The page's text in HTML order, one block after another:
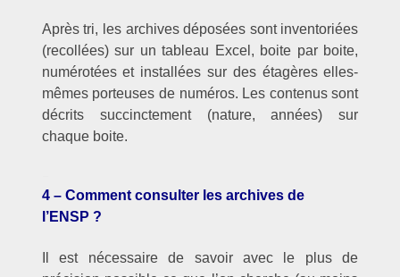
Après tri, les archives déposées sont inventoriées
(recollées) sur un tableau Excel, boite par boite,
numérotées et installées sur des étagères elles-
mêmes porteuses de numéros. Les contenus sont
décrits succinctement (nature, années) sur
chaque boite.
4 – Comment consulter les archives de
l’ENSP ?
Il est nécessaire de savoir avec le plus de